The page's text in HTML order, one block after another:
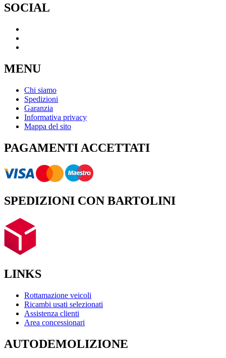
SOCIAL
MENU
Chi siamo
Spedizioni
Garanzia
Informativa privacy
Mappa del sito
PAGAMENTI ACCETTATI
SPEDIZIONI CON BARTOLINI
LINKS
Rottamazione veicoli
Ricambi usati selezionati
Assistenza clienti
Area concessionari
AUTODEMOLIZIONE